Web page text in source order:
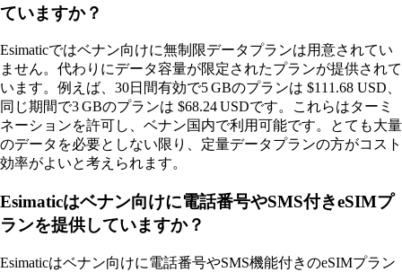
ていますか？
Esimaticではベナン向けに無制限データプランは用意されてい
ません。代わりにデータ容量が限定されたプランが提供されて
います。例えば、30日間有効で5 GBのプランは $111.68 USD、
同じ期間で3 GBのプランは $68.24 USDです。これらはターミ
ネーションを許可し、ベナン国内で利用可能です。とても大量
のデータを必要としない限り、定量データプランの方がコスト
効率がよいと考えられます。
Esimaticはベナン向けに電話番号やSMS付きeSIMプ
ランを提供していますか？
Esimaticはベナン向けに電話番号やSMS機能付きのeSIMプラン